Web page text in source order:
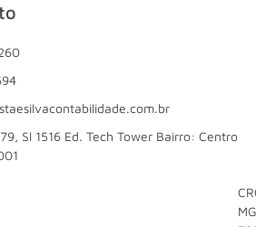
Sl 1516 Ed. Tech Tower Bairro: Centro
MG